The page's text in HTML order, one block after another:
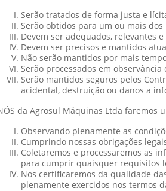
Serão tratados de forma justa e
Serão obtidos para um ou mais
Devem ser adequados, relevantes
Devem ser precisos e mantidos
Não serão mantidos por mais
Serão processados em
Serão mantidos seguros pelos
acidental, destruição ou danos a
da Agrosul Máquinas Ltda faremos
Observando plenamente as
Cumprindo nossas obrigações
Coletaremos e processaremos as
para cumprir quaisquer requisitos
Nos certificaremos da qualidade
plenamente exercidos nos termos